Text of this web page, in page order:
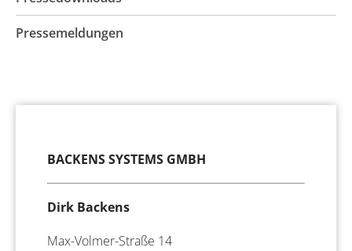
Pressemeldungen
BACKENS SYSTEMS GMBH
Dirk Backens
Max-Volmer-Straße 14